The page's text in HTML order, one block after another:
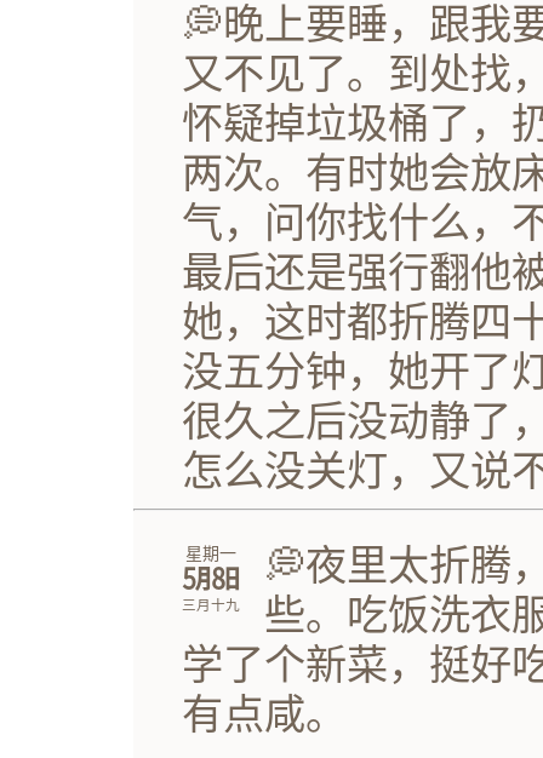
💭晚上要睡，跟我
又不见了。到处找
怀疑掉垃圾桶了，
两次。有时她会放
气，问你找什么，
最后还是强行翻他
她，这时都折腾四
没五分钟，她开了
很久之后没动静了
怎么没关灯，又说
星期一
㋄㏧
三月十九
💭夜里太折腾
些。吃饭洗衣
学了个新菜，挺好
有点咸。